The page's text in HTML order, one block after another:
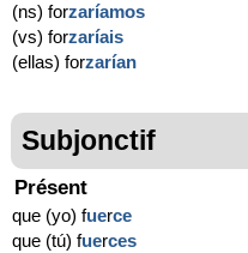
(ns) forzaríamos
(vs) forzaríais
(ellas) forzarían
Subjonctif
Présent
que (yo) fuerce
que (tú) fuerces